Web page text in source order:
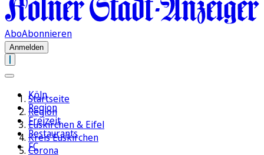
AboAbonnieren
Anmelden
Köln
Region
Freizeit
Restaurants
FC
Startseite
Region
Euskirchen & Eifel
Kreis Euskirchen
Corona